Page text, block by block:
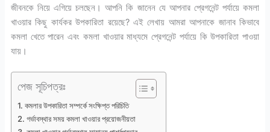
জীবনকে নিয়ে এগিয়ে চলছেন। আপনি কি জানেন যে আপনার প্রেগনেন্ট পর্যায়ে কমলা
খাওয়ার কিছু কার্যকর উপকারিতা রয়েছে? এই লেখায় আমরা আপনাকে জানাব কিভাবে
কমলা খেতে পারেন এবং কমলা খাওয়ার মাধ্যমে প্রেগনেন্ট পর্যায়ে কি উপকারিতা পাওয়া
যায়।
পেজ সূচিপত্রঃ
কমলার উপকারিতা সম্পর্কে সংক্ষিপ্ত পরিচিতি
গর্ভাবস্থার সময় কমলা খাওয়ার প্রয়োজনীয়তা